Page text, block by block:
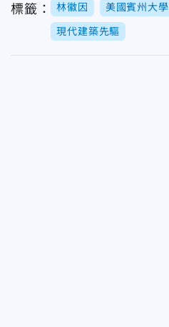
標籤： 林徽因 美國賓州大學
現代建築先驅